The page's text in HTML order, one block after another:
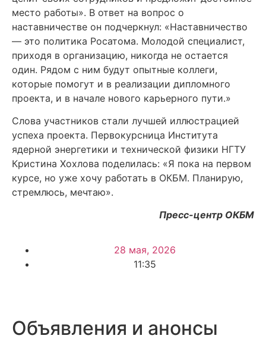
место работы». В ответ на вопрос о
наставничестве он подчеркнул: «Наставничество
— это политика Росатома. Молодой специалист,
приходя в организацию, никогда не остается
один. Рядом с ним будут опытные коллеги,
которые помогут и в реализации дипломного
проекта, и в начале нового карьерного пути.»
Слова участников стали лучшей иллюстрацией
успеха проекта. Первокурсница Института
ядерной энергетики и технической физики НГТУ
Кристина Хохлова поделилась: «Я пока на первом
курсе, но уже хочу работать в ОКБМ. Планирую,
стремлюсь, мечтаю».
Пресс-центр ОКБМ
28 мая, 2026
11:35
Объявления и анонсы